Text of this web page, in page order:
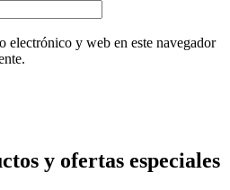
electrónico y web en este navegador
y ofertas especiales